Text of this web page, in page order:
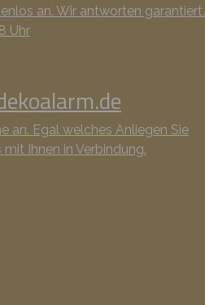
an. Wir antworten garantiert.
Uhr
an. Egal welches Anliegen Sie
Ihnen in Verbindung.